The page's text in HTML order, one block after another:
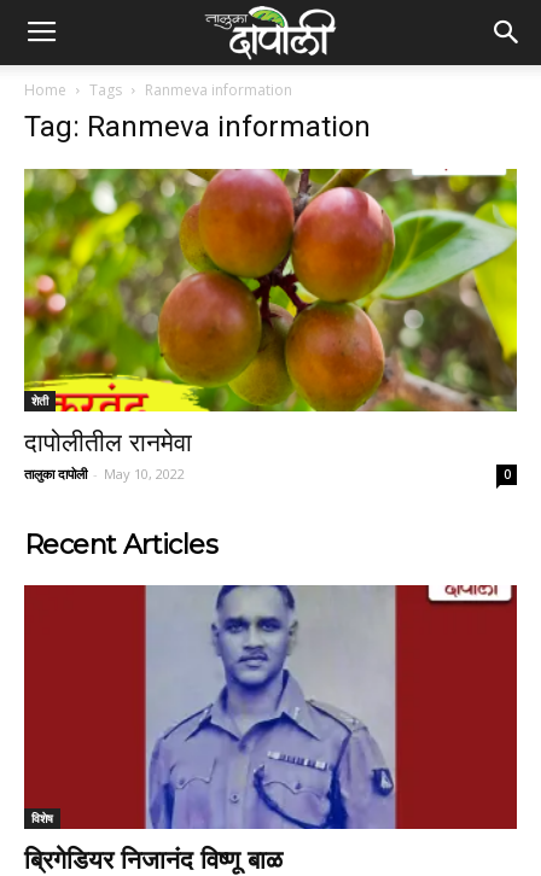
Home Tags Ranmeva information
Tag: Ranmeva information
शेती
दापोलीतील रानमेवा
तालुका दापोली - May 10, 2022 0
Recent Articles
विशेष
ब्रिगेडियर निजानंद विष्णू बाळ